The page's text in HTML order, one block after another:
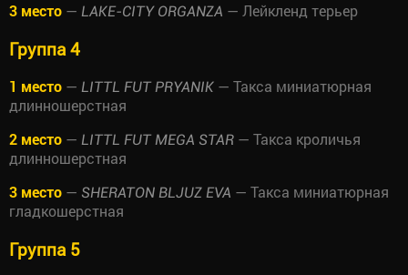
3 место — LAKE-CITY ORGANZA — Лейкленд терьер
Группа 4
1 место — LITTL FUT PRYANIK — Такса миниатюрная
длинношерстная
2 место — LITTL FUT MEGA STAR — Такса кроличья
длинношерстная
3 место — SHERATON BLJUZ EVA — Такса миниатюрная
гладкошерстная
Группа 5